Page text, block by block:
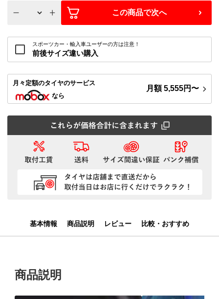
この商品で次へ
スポーツカー・輸入車ユーザーの方は注意！
前後サイズ違い購入
月々定額のタイヤのサービス
なら
月額5,555円〜
基本情報 商品説明 レビュー 比較・おすすめ
商品説明